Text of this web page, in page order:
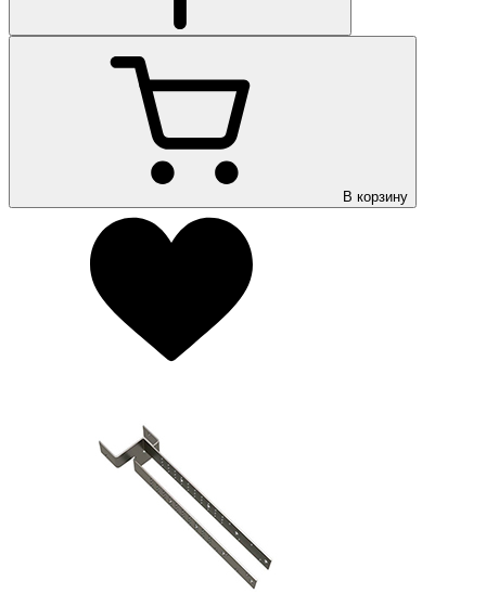
В корзину